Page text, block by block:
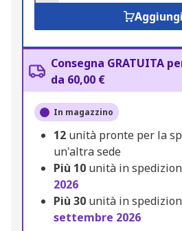
Aggiungi
Consegna GRATUITA
da 60,00 €
In magazzino
12 unità pronte per la
un'altra sede
Più 10 unità in
2026
Più 30 unità in
settembre 2026